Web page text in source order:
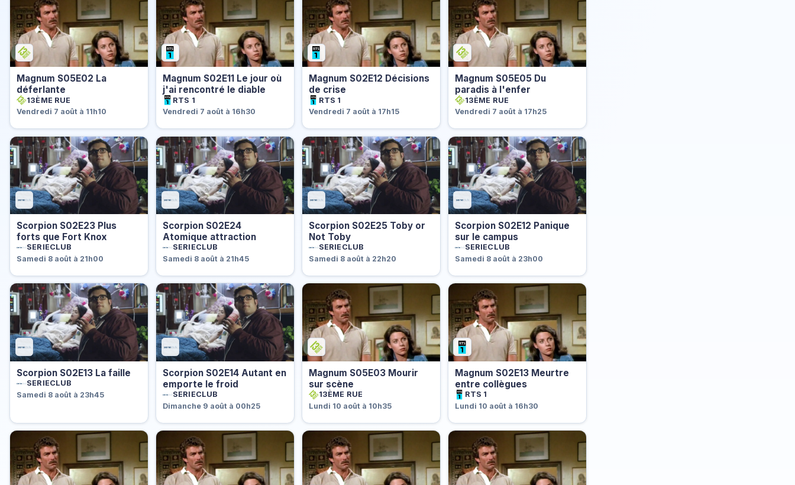
Magnum S05E02 La
déferlante
13ÈME RUE
Vendredi 7 août à 11h10
Magnum S02E11 Le jour où
j'ai rencontré le diable
RTS 1
Vendredi 7 août à 16h30
Magnum S02E12 Décisions
de crise
RTS 1
Vendredi 7 août à 17h15
Magnum S05E05 Du
paradis à l'enfer
13ÈME RUE
Vendredi 7 août à 17h25
Scorpion S02E23 Plus
forts que Fort Knox
SERIECLUB
Samedi 8 août à 21h00
Scorpion S02E24
Atomique attraction
SERIECLUB
Samedi 8 août à 21h45
Scorpion S02E25 Toby or
Not Toby
SERIECLUB
Samedi 8 août à 22h20
Scorpion S02E12 Panique
sur le campus
SERIECLUB
Samedi 8 août à 23h00
Scorpion S02E13 La faille
SERIECLUB
Samedi 8 août à 23h45
Scorpion S02E14 Autant en
emporte le froid
SERIECLUB
Dimanche 9 août à 00h25
Magnum S05E03 Mourir
sur scène
13ÈME RUE
Lundi 10 août à 10h35
Magnum S02E13 Meurtre
entre collègues
RTS 1
Lundi 10 août à 16h30